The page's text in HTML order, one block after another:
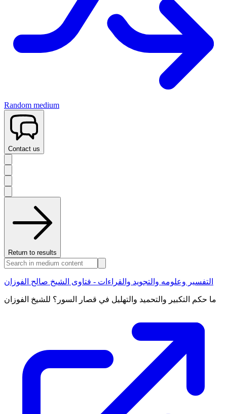
Random medium
Contact us
Return to results
التفسير وعلومه والتجويد والقراءات - فتاوى الشيخ صالح الفوزان
ما حكم التكبير والتحميد والتهليل في قصار السور؟ للشيخ الفوزان